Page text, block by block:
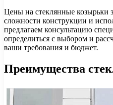
Цены на стеклянные козырьки
сложности конструкции и
предлагаем консультацию
определиться с выбором и
ваши требования и бюджет.
Преимущества